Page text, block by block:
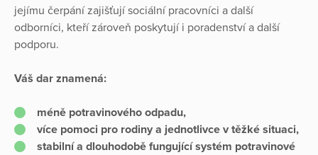
jejímu čerpání zajišťují sociální pracovníci a další
odborníci, kteří zároveň poskytují i poradenství a další
podporu.
Váš dar znamená:
méně potravinového odpadu,
více pomoci pro rodiny a jednotlivce v těžké situaci,
stabilní a dlouhodobě fungující systém potravinové